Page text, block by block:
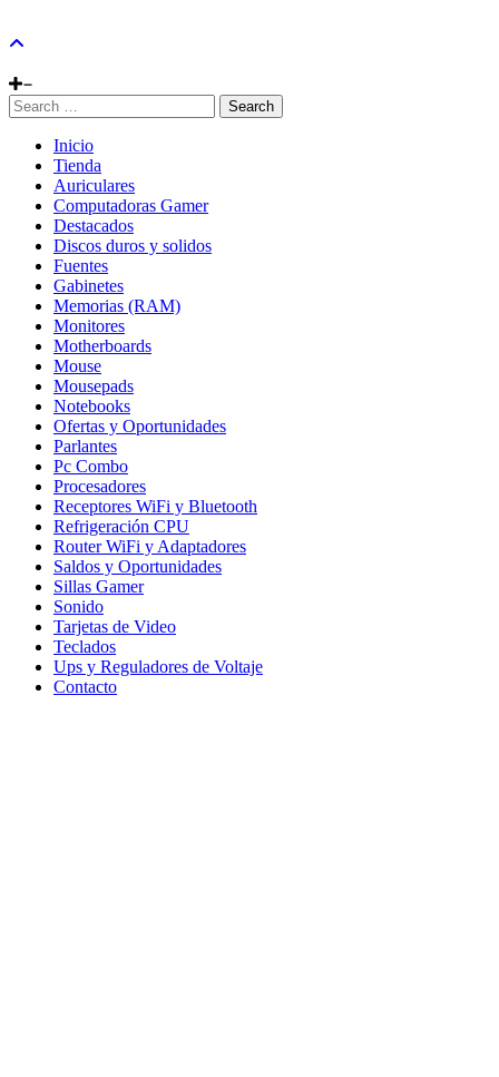
Search
Inicio
Tienda
Auriculares
Computadoras Gamer
Destacados
Discos duros y solidos
Fuentes
Gabinetes
Memorias (RAM)
Monitores
Motherboards
Mouse
Mousepads
Notebooks
Ofertas y Oportunidades
Parlantes
Pc Combo
Procesadores
Receptores WiFi y Bluetooth
Refrigeración CPU
Router WiFi y Adaptadores
Saldos y Oportunidades
Sillas Gamer
Sonido
Tarjetas de Video
Teclados
Ups y Reguladores de Voltaje
Contacto